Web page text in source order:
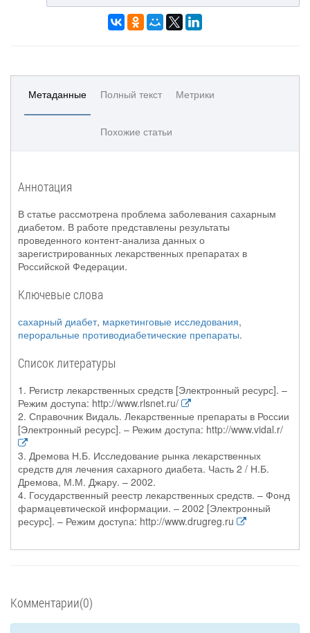
Метаданные Полный текст Метрики
Похожие статьи
Аннотация
В статье рассмотрена проблема заболевания сахарным
диабетом. В работе представлены результаты
проведенного контент-анализа данных о
зарегистрированных лекарственных препаратах в
Российской Федерации.
Ключевые слова
сахарный диабет, маркетинговые исследования,
пероральные противодиабетические препараты.
Список литературы
1. Регистр лекарственных средств [Электронный ресурс]. –
Режим доступа: http://www.rlsnet.ru/
2. Справочник Видаль. Лекарственные препараты в России
[Электронный ресурс]. – Режим доступа: http://www.vidal.r/
3. Дремова Н.Б. Исследование рынка лекарственных
средств для лечения сахарного диабета. Часть 2 / Н.Б.
Дремова, М.М. Джару. – 2002.
4. Государственный реестр лекарственных средств. – Фонд
фармацевтической информации. – 2002 [Электронный
ресурс]. – Режим доступа: http://www.drugreg.ru
Комментарии(0)